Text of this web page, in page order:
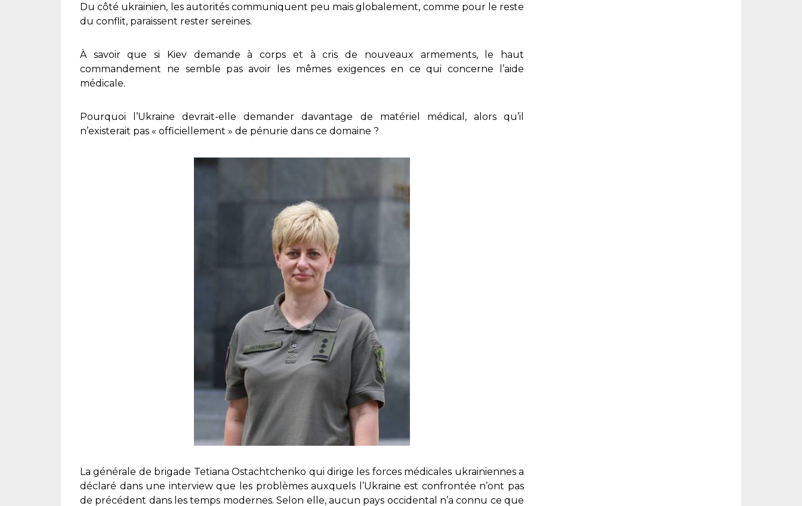
Du côté ukrainien, les autorités communiquent peu mais globalement, comme pour le reste
du conflit, paraissent rester sereines.
À savoir que si Kiev demande à corps et à cris de nouveaux armements, le haut
commandement ne semble pas avoir les mêmes exigences en ce qui concerne l’aide
médicale.
Pourquoi l’Ukraine devrait-elle demander davantage de matériel médical, alors qu’il
n’existerait pas « officiellement » de pénurie dans ce domaine ?
La générale de brigade Tetiana Ostachtchenko qui dirige les forces médicales ukrainiennes a
déclaré dans une interview que les problèmes auxquels l’Ukraine est confrontée n’ont pas
de précédent dans les temps modernes. Selon elle, aucun pays occidental n’a connu ce que